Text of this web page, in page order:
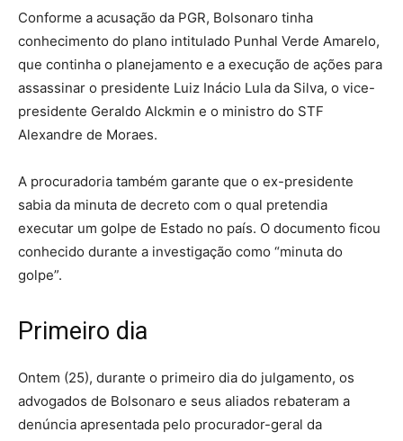
Conforme a acusação da PGR, Bolsonaro tinha
conhecimento do plano intitulado Punhal Verde Amarelo,
que continha o planejamento e a execução de ações para
assassinar o presidente Luiz Inácio Lula da Silva, o vice-
presidente Geraldo Alckmin e o ministro do STF
Alexandre de Moraes.
A procuradoria também garante que o ex-presidente
sabia da minuta de decreto com o qual pretendia
executar um golpe de Estado no país. O documento ficou
conhecido durante a investigação como “minuta do
golpe”.
Primeiro dia
Ontem (25), durante o primeiro dia do julgamento, os
advogados de Bolsonaro e seus aliados rebateram a
denúncia apresentada pelo procurador-geral da